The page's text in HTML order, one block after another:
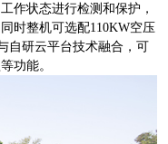
作状态进行检测和保护，
时整机可选配110KW空压
自研云平台技术融合，可
等功能。